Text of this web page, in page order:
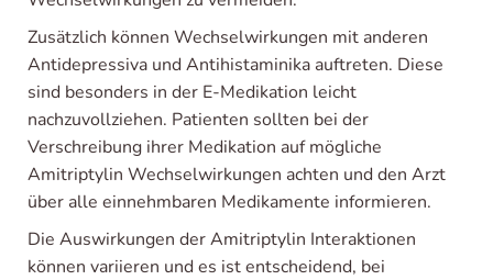
Zusätzlich können Wechselwirkungen mit anderen
Antidepressiva und Antihistaminika auftreten. Diese
sind besonders in der E-Medikation leicht
nachzuvollziehen. Patienten sollten bei der
Verschreibung ihrer Medikation auf mögliche
Amitriptylin Wechselwirkungen achten und den Arzt
über alle einnehmbaren Medikamente informieren.
Die Auswirkungen der Amitriptylin Interaktionen
können variieren und es ist entscheidend, bei